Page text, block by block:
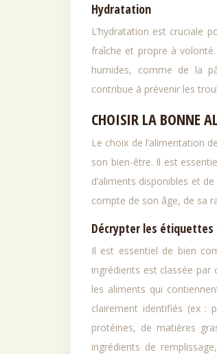
Hydratation
L’hydratation est cruciale
fraîche et propre à
humides, comme de la
contribue à prévenir les
CHOISIR LA BONNE
Le choix de l’alimentation
son bien-être. Il est
d’aliments disponibles et
compte de son âge, de sa
Décrypter les étiquettes
Il est essentiel de bien
ingrédients est classée par
les aliments qui
clairement identifiés (ex :
protéines, de matières
ingrédients de